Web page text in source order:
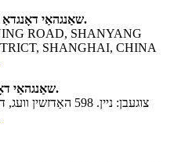
שאַנגהאַי דאָנגדאַ פּאָליורעטהאַנע קאָו, לטד.
ROAD, SHANYANG
SHANGHAI, CHINA
שאַנגהאַי דאָנגדאַ כעמישער קאָו, לטד.
צוגעבן: ניין. 598 האַדזשין וועג, דזשיןשאַן וויזשען, שאַנגהאַי